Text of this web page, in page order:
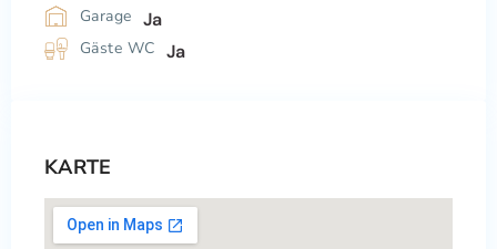
Garage Ja
Gäste WC Ja
KARTE